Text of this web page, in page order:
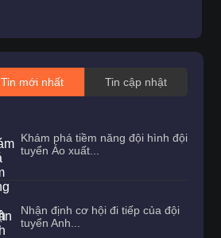
Tin mới nhất Tin cập nhật
Khám phá tiềm năng đội hình đội
tuyển Áo xuất...
Nhận định cơ hội đi tiếp của đội
tuyển Anh...